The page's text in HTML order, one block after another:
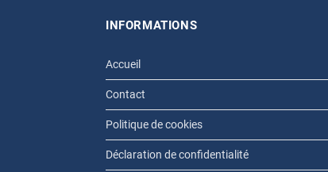
INFORMATIONS
Accueil
Contact
Politique de cookies
Déclaration de confidentialité